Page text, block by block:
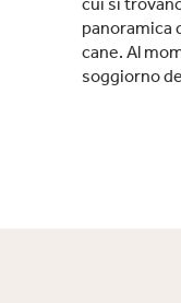
panoramica
cane. Al
soggiorno